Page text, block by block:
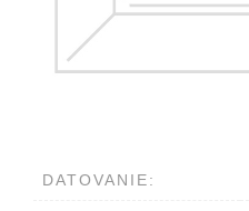
DATOVANIE: